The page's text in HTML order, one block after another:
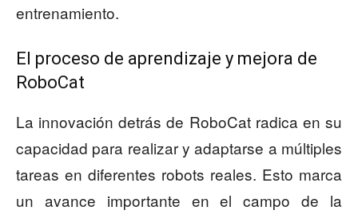
entrenamiento.
El proceso de aprendizaje y mejora de
RoboCat
La innovación detrás de RoboCat radica en su
capacidad para realizar y adaptarse a múltiples
tareas en diferentes robots reales. Esto marca
un avance importante en el campo de la